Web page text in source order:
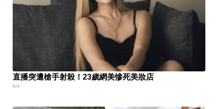
直播突遭槍手射殺！23歲網美慘死美妝店
8/4